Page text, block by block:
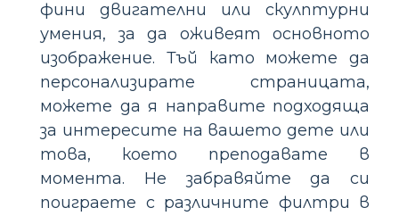
фини двигателни или скулптурни
умения, за да оживеят основното
изображение. Тъй като можете да
персонализирате страницата,
можете да я направите подходяща
за интересите на вашето дете или
това, което преподавате в
момента. Не забравяйте да си
поиграете с различните филтри в